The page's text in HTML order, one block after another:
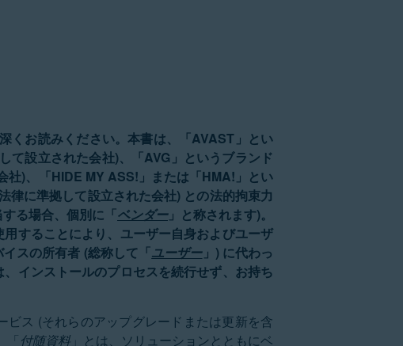
くお読みください。本書は、「AVAST」とい
て設立された会社)、「AVG」というブランド
社)、「HIDE MY ASS!」または「HMA!」とい
に準拠して設立された会社) との法的拘束力
る場合、個別に「ベンダー」と称されます)。
することにより、ユーザー自身およびユーザ
スの所有者 (総称して「ユーザー」) に代わっ
インストールのプロセスを続行せず、お持ち
ス (それらのアップグレードまたは更新を含
「付随資料」とは、ソリューションとともにベ